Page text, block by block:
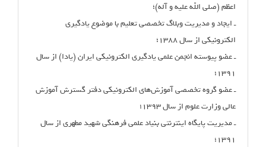
اعظم (صلی الله علیه و آله)؛
ـ ایجاد و مدیریت وبلاگ تخصصی تعلیم با موضوع یادگیری
الکترونیکی از سال ۱۳۸۸؛
ـ عضو پیوسته انجمن علمی یادگیری الکترونیکی ایران (یادا) از سال
۱۳۹۱؛
ـ عضو گروه تخصصی آموزش‌های الکترونیکی دفتر گسترش آموزش
عالی وزارت علوم از سال ۱۳۹۳؛
ـ مدیریت پایگاه اینترنتی بنیاد علمی فرهنگی شهید مطهری از سال
۱۳۹۱؛